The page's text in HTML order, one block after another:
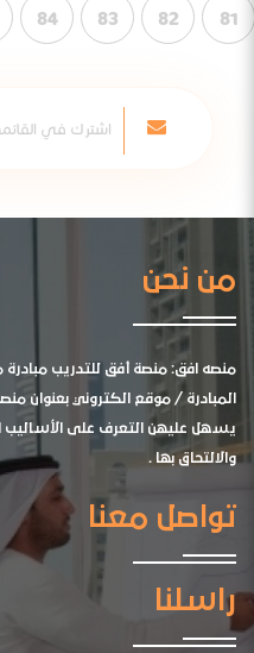
81
82
83
84
من نحن
منصه افق: منصة أفق للتدريب
المبادرة / موقع الكتروني بعنوان
يسهل عليهن التعرف على الأساليب
والالتحاق بها .
تواصل معنا
راسلنا